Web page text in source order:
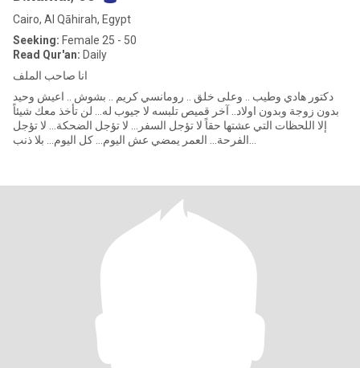
Cairo, Al Qāhirah, Egypt
Seeking: Female 25 - 50
Read Qur'an: Daily
انا صاحب الملف
دكتور هادي وطيب .. وعلى خلق .. رومانسي كريم .. بشوش .. اعيش وحيد
بدون زوجة وبدون اولاد.. آخر قميص تلبسه لا جيوب له… لن تأخذ معك شيئاً
إلا اللحظات التي عشتها حقاً لا تؤجل السفر… لا تؤجل الضحكة… لا تؤجل